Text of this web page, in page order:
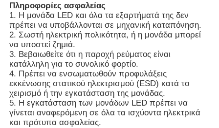
Πληροφορίες ασφαλείας
1. Η μονάδα LED και όλα τα εξαρτήματά της δεν
πρέπει να υποβάλλονται σε μηχανική καταπόνηση.
2. Σωστή ηλεκτρική πολικότητα, ή η μονάδα μπορεί
να υποστεί ζημιά.
3. Βεβαιωθείτε ότι η παροχή ρεύματος είναι
κατάλληλη για το συνολικό φορτίο.
4. Πρέπει να ενσωματωθούν προφυλάξεις
εκκένωσης στατικού ηλεκτρισμού (ESD) κατά το
χειρισμό ή την εγκατάσταση της μονάδας.
5. Η εγκατάσταση των μονάδων LED πρέπει να
γίνεται αναφερόμενη σε όλα τα ισχύοντα ηλεκτρικά
και πρότυπα ασφαλείας.